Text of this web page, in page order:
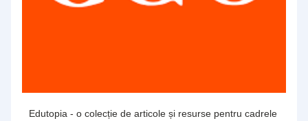
Edutopia - o colecție de articole și resurse pentru cadrele